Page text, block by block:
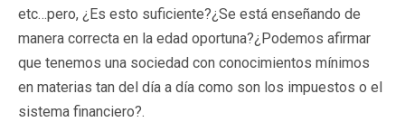
etc…pero, ¿Es esto suficiente?¿Se está enseñando de
manera correcta en la edad oportuna?¿Podemos afirmar
que tenemos una sociedad con conocimientos mínimos
en materias tan del día a día como son los impuestos o el
sistema financiero?.